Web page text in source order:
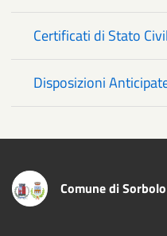
Certificati di Stato
Disposizioni
Comune di